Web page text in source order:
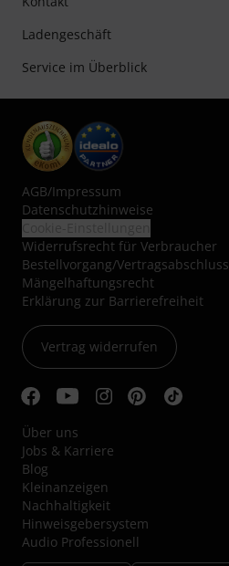
Ladengeschäft
Service im Überblick
AGB/Impressum
Datenschutzhinweise
Widerrufsrecht für Verbraucher
Bestellvorgang/Vertragsabschluss
Mängelhaftungsrecht
Erklärung zur Barrierefreiheit
Vertrag widerrufen
Über uns
Jobs & Karriere
Blog
Kleinanzeigen
Nachhaltigkeit
Hinweisgebersystem
Audio Professionell